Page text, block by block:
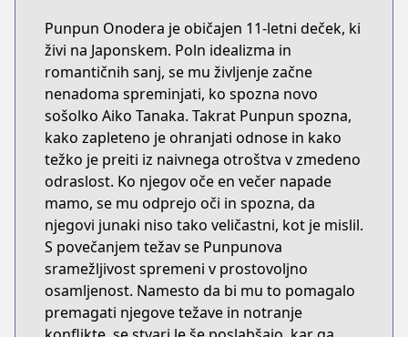
Punpun Onodera je običajen 11-letni deček, ki
živi na Japonskem. Poln idealizma in
romantičnih sanj, se mu življenje začne
nenadoma spreminjati, ko spozna novo
sošolko Aiko Tanaka. Takrat Punpun spozna,
kako zapleteno je ohranjati odnose in kako
težko je preiti iz naivnega otroštva v zmedeno
odraslost. Ko njegov oče en večer napade
mamo, se mu odprejo oči in spozna, da
njegovi junaki niso tako veličastni, kot je mislil.
S povečanjem težav se Punpunova
sramežljivost spremeni v prostovoljno
osamljenost. Namesto da bi mu to pomagalo
premagati njegove težave in notranje